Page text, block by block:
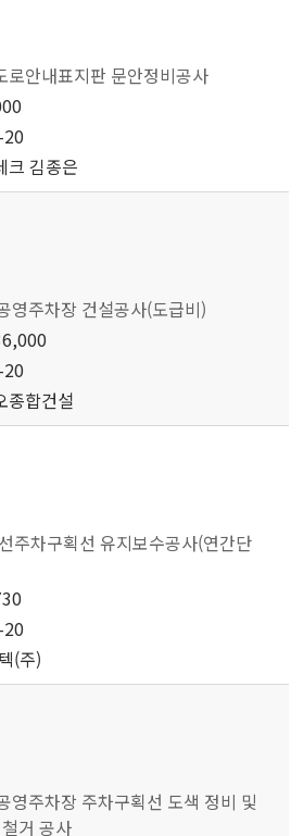
로안내표지판 문안정비공사
크 김종은
영주차장 건설공사(도급비)
종합건설
주차구획선 유지보수공사(연간단
(주)
영주차장 주차구획선 도색 정비 및
거 공사